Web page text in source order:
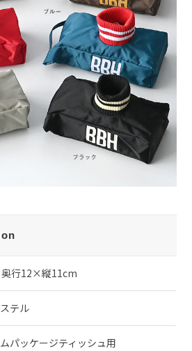
行12×縦11cm
テル
パッケージティッシュ用